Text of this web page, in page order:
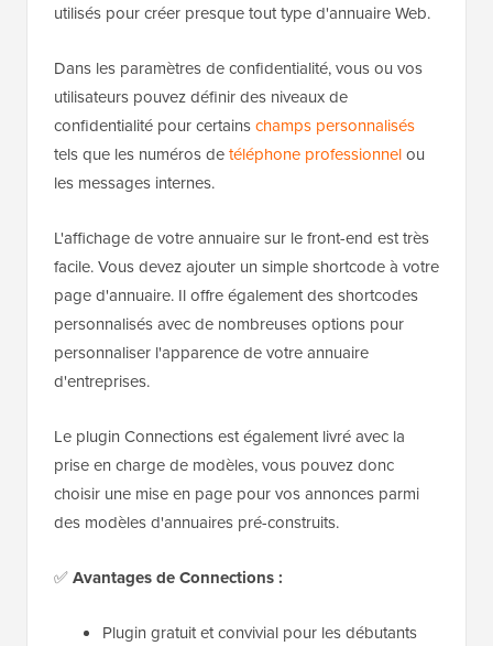
utilisés pour créer presque tout type d'annuaire Web.
Dans les paramètres de confidentialité, vous ou vos
utilisateurs pouvez définir des niveaux de
confidentialité pour certainschamps personnalisés
tels que les numéros detéléphone professionnelou
les messages internes.
L'affichage de votre annuaire sur le front-end est très
facile. Vous devez ajouter un simple shortcode à votre
page d'annuaire. Il offre également des shortcodes
personnalisés avec de nombreuses options pour
personnaliser l'apparence de votre annuaire
d'entreprises.
Le plugin Connections est également livré avec la
prise en charge de modèles, vous pouvez donc
choisir une mise en page pour vos annonces parmi
des modèles d'annuaires pré-construits.
✅Avantages de Connections :
Plugin gratuit et convivial pour les débutants